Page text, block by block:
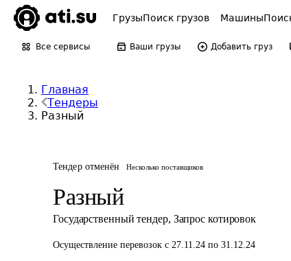
ГрузыПоиск грузов Машины
Все сервисы Ваши грузы Добавить груз
Главная
Тендеры
Разный
Тендер отменён Несколько поставщиков
Разный
Государственный тендер, Запрос котировок
Осуществление перевозок с 27.11.24 по 31.12.24